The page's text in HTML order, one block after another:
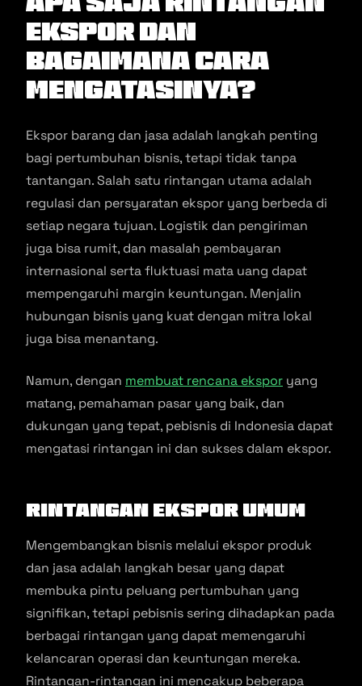
Ekspor dan
Bagaimana Cara
Mengatasinya?
Ekspor barang dan jasa adalah langkah penting
bagi pertumbuhan bisnis, tetapi tidak tanpa
tantangan. Salah satu rintangan utama adalah
regulasi dan persyaratan ekspor yang berbeda di
setiap negara tujuan. Logistik dan pengiriman
juga bisa rumit, dan masalah pembayaran
internasional serta fluktuasi mata uang dapat
mempengaruhi margin keuntungan. Menjalin
hubungan bisnis yang kuat dengan mitra lokal
juga bisa menantang.
Namun, dengan membuat rencana ekspor yang
matang, pemahaman pasar yang baik, dan
dukungan yang tepat, pebisnis di Indonesia dapat
mengatasi rintangan ini dan sukses dalam ekspor.
Rintangan Ekspor Umum
Mengembangkan bisnis melalui ekspor produk
dan jasa adalah langkah besar yang dapat
membuka pintu peluang pertumbuhan yang
signifikan, tetapi pebisnis sering dihadapkan pada
berbagai rintangan yang dapat memengaruhi
kelancaran operasi dan keuntungan mereka.
Rintangan-rintangan ini mencakup beberapa